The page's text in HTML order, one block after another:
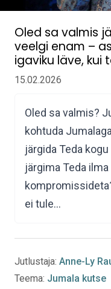
Oled sa valmis
veelgi enam –
igaviku läve, kui
15.02.2026
Oled sa valmis?
kohtuda
järgida Teda
järgima Teda
ei tule…
Jutlustaja: Anne-Ly
Teema: Jumala kutse